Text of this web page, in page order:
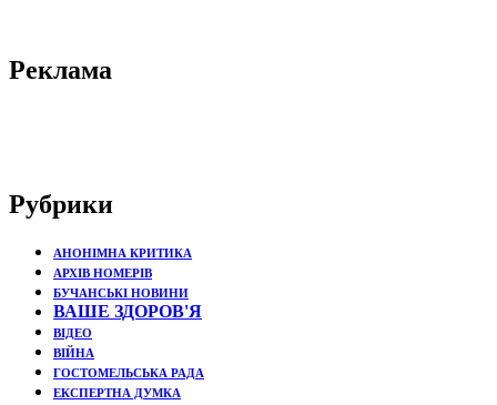
Реклама
Рубрики
АНОНІМНА КРИТИКА
АРХІВ НОМЕРІВ
БУЧАНСЬКІ НОВИНИ
ВАШЕ ЗДОРОВ'Я
ВІДЕО
ВІЙНА
ГОСТОМЕЛЬСЬКА РАДА
ЕКСПЕРТНА ДУМКА